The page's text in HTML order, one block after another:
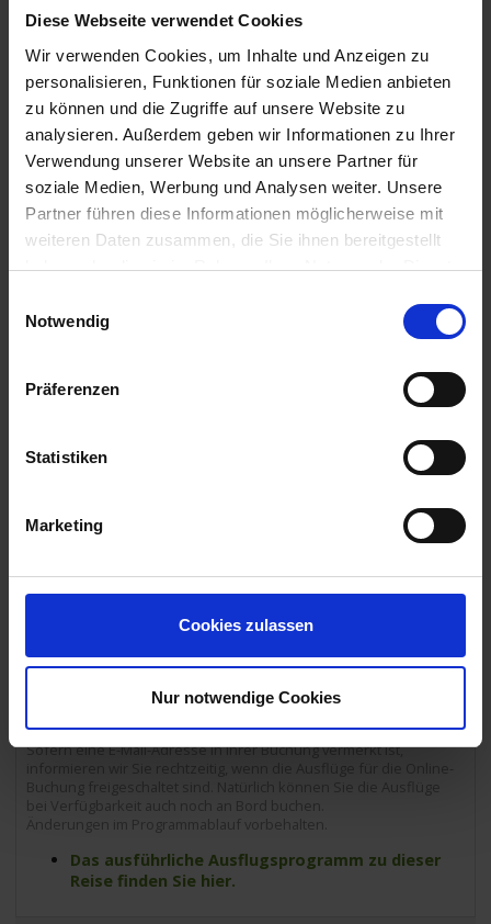
Diese Webseite verwendet Cookies
Wir verwenden Cookies, um Inhalte und Anzeigen zu
personalisieren, Funktionen für soziale Medien anbieten
zu können und die Zugriffe auf unsere Website zu
analysieren. Außerdem geben wir Informationen zu Ihrer
Verwendung unserer Website an unsere Partner für
soziale Medien, Werbung und Analysen weiter. Unsere
Partner führen diese Informationen möglicherweise mit
weiteren Daten zusammen, die Sie ihnen bereitgestellt
haben oder die sie im Rahmen Ihrer Nutzung der Dienste
Notwendig
Präferenzen
Statistiken
Marketing
Cookies zulassen
Nur notwendige Cookies
Ausflug: Delft und Den Haag ca. 4,5 Std. - 45€
08.30 Uhr
19.30 Uhr
13.05.2026 - Mittwoch
Gent / Belgien
Ausflug: Brügge ca. 4,5 Std. - 49€
Ausflug: Gent zu Fuß (mit Transfer) ca. 2,5-3 Std. - 39€
Ausflug: Gent individuell - ca. 3 Std. - 20€
09.30 Uhr
20.00 Uhr
14.05.2026 - Donnerstag
Ausflug: Antwerpen ca. 3 Std. - 47€
Ausflug: Brüssel ca. 4,5 Std. -55€
17.00 Uhr
Ausflug: Nijmegen zu Fuß ca. 1,5 Std. - 22€
15.00 Uhr
Köln / Deutschland
Ausschiffung bis ca. 10:00 Uhr
Sie können ganz bequem von zu Hause die gewünschten
Ausflüge online unter "Mein Phoenix" buchen. Die angegebenen
ca. Preise (Preisänderungen möglich) sind in Euro und pro Person.
Sofern eine E-Mail-Adresse in Ihrer Buchung vermerkt ist,
Buchung freigeschaltet sind. Natürlich können Sie die Ausflüge
bei Verfügbarkeit auch noch an Bord buchen.
Änderungen im Programmablauf vorbehalten.
Das ausführliche Ausflugsprogramm zu dieser
Reise finden Sie hier.